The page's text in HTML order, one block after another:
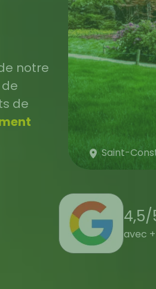
notre
de
de
Saint-
4,5/
avec